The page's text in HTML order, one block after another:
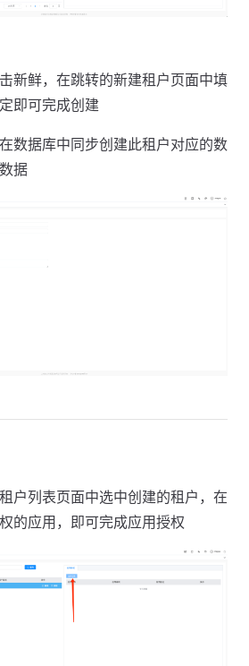
新鲜，在跳转的新建租户页面中填
即可完成创建
数据库中同步创建此租户对应的数
据
户列表页面中选中创建的租户，在
的应用，即可完成应用授权